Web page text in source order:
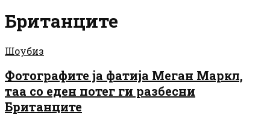
Британците
Шоубиз
Фотографите ја фатија Меган Маркл,
таа со еден потег ги разбесни
Британците